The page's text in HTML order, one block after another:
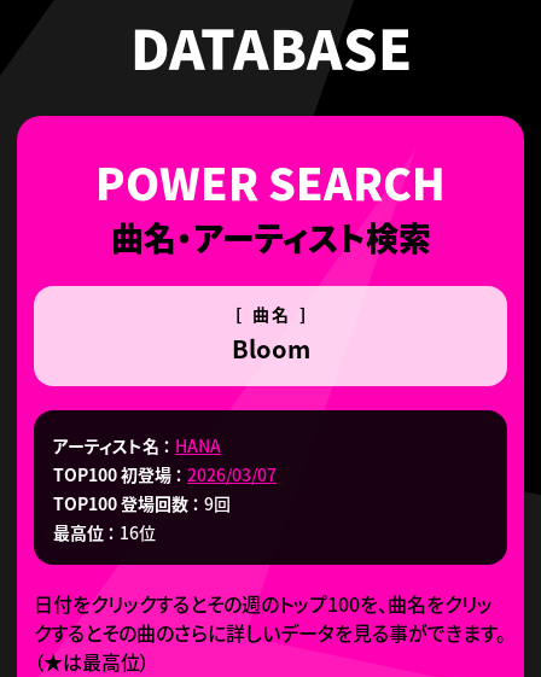
DATABASE
曲名・アーティスト検索
[ 曲名 ]
Bloom
アーティスト名
HANA
TOP100 初登場
2026/03/07
TOP100 登場回数
9回
最高位
16位
日付をクリックするとその週のトップ100を、曲名をクリッ
クするとその曲のさらに詳しいデータを見る事ができます。
（★は最高位）